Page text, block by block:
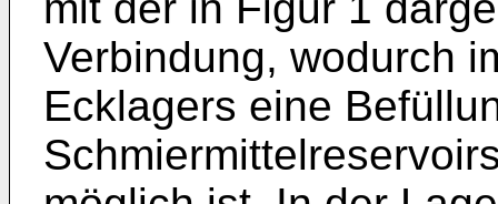
Verbindung, wodurch
Ecklagers eine